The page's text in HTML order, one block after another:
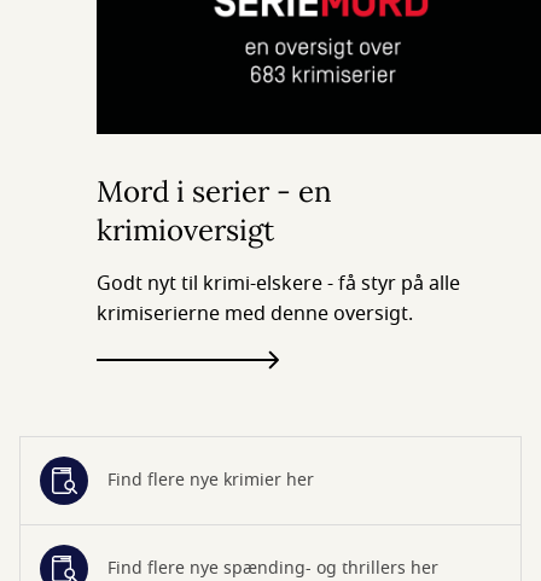
Mord i serier - en
krimioversigt
Godt nyt til krimi-elskere - få styr på alle
krimiserierne med denne oversigt.
Find flere nye krimier her
Find flere nye spænding- og thrillers her